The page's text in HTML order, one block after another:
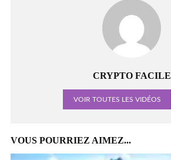
CRYPTO FACILE
VOIR TOUTES LES VIDÉOS
VOUS POURRIEZ AIMEZ...